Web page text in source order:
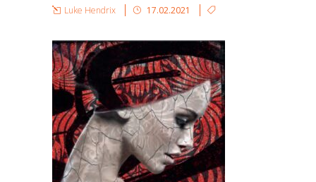
Luke Hendrix 17.02.2021